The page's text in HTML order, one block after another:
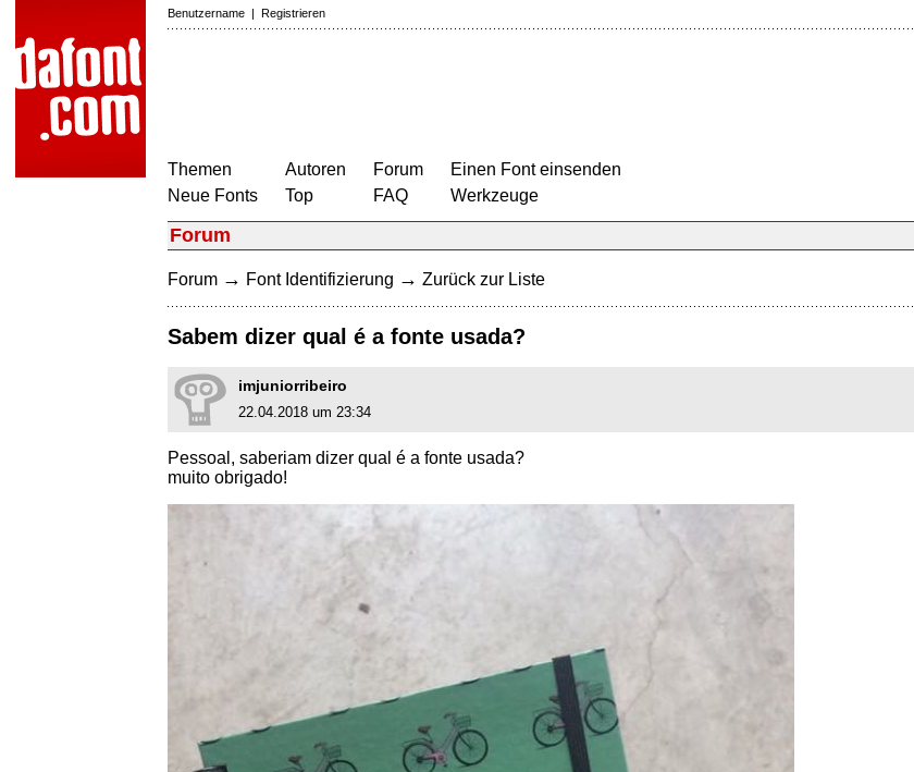
Benutzername | Registrieren
Themen
Neue Fonts
Autoren
Top
Forum
FAQ
Einen Font einsenden
Werkzeuge
Forum
Forum → Font Identifizierung → Zurück zur Liste
Sabem dizer qual é a fonte usada?
imjuniorribeiro
22.04.2018 um 23:34
Pessoal, saberiam dizer qual é a fonte usada?
muito obrigado!